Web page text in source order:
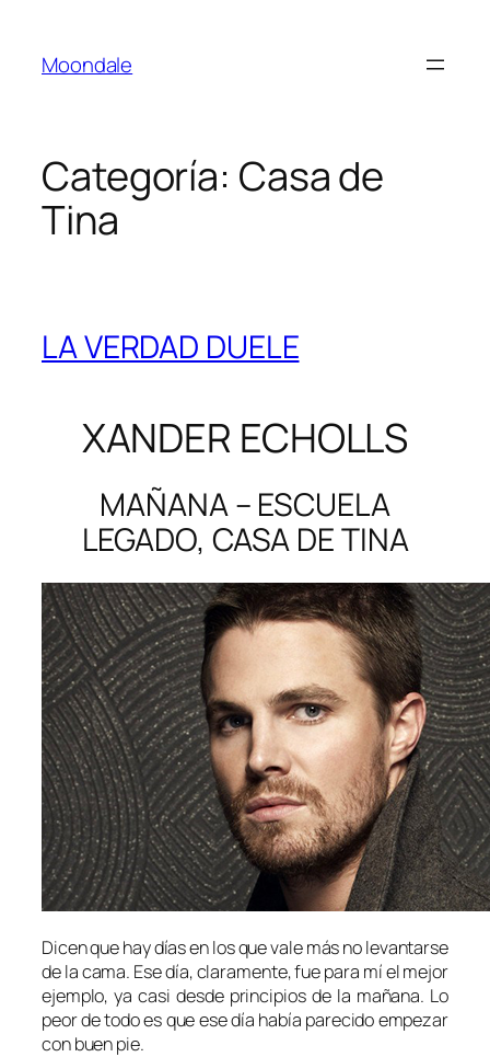
contenido
Moondale
Categoría: Casa de
Tina
LA VERDAD DUELE
XANDER ECHOLLS
MAÑANA – ESCUELA
LEGADO, CASA DE TINA
Dicen que hay días en los que vale más no levantarse
de la cama. Ese día, claramente, fue para mí el mejor
ejemplo, ya casi desde principios de la mañana. Lo
peor de todo es que ese día había parecido empezar
con buen pie.